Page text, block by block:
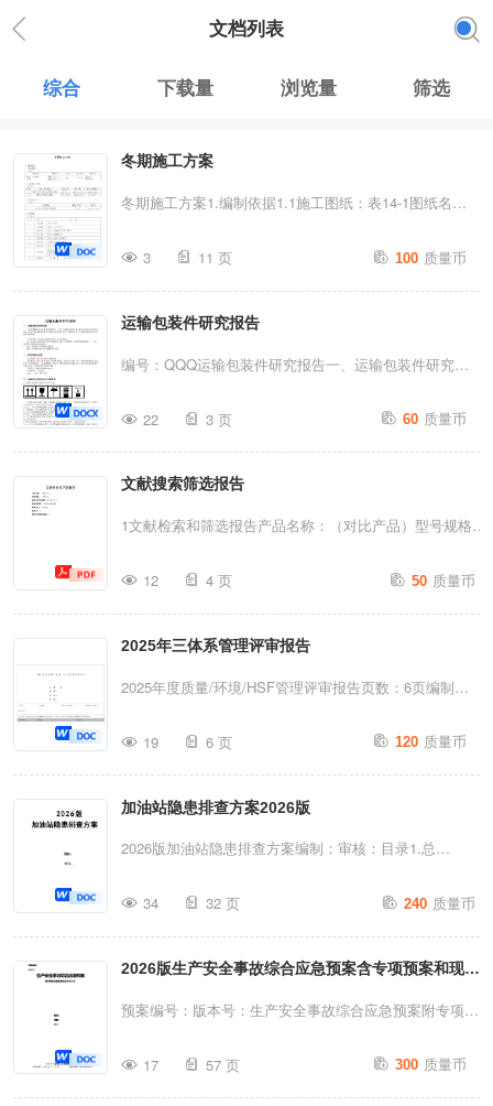
文档列表
综合 下载量 浏览量 筛选
冬期施工方案
冬期施工方案1.编制依据1.1施工图纸：表14-1图纸名称
纸建施1～60602×年×月北京××建筑设计院结施1～621.2
主要规范、规程：表14-2序号规范、规程名称发布日期施
行日期规范刁现程编号1混凝土结构工程施工质量验收规
范2001—03—152002一04—01GB50204—20022建筑工
971.3施工组织设计表14-3施组名称编制一日期编制人北
京××工程施工组织设计×年×月×××、×××2.工程概括表
14-4序号项目内容1工程名称北京××工程2工程地址北京
3 11 页 100 质量币
运输包装件研究报告
编号：QQQ运输包装件研究报告一、运输包装件研究目
到产品包装对产品安全有效性的影响，应对产品运输包装
件涉及的这些条款进行核查，验证是否设计的运输包装件
能满足风险管理的要求。《基本清单》涉及适用的条款号
以及相关信息如下：A5：包装应当能够保证其说明书规
性及性能造成不利影响；B1.2：包装应尽可能减少污染
物；B2.6：是否能保持产品完整性与洁净度；二、研究对
象与说明研究对象：AAA系列BBB的运输包装包装描
22 3 页 60 质量币
文献搜索筛选报告
1文献检索和筛选报告产品名称：（对比产品）型号规格：
库：**检索词数据库检索途径：全文检索检索词：**检索词
的逻辑组配：无2检索结果的输出：序号文章标题文章作者
发表期刊年，卷（期）：页码
程：（同方案）文献的筛选标准：（同方案）序排除的文
献及理由：号文章标题排除理由1**技术性综述文章，不作
为临床数据。5...
12 4 页 50 质量币
2025年三体系管理评审报告
2025年度质量/环境/HSF管理评审报告页数：6页编制：
间：2026-1-6参加人员评审目的通过评审质量/环境/HSF
管理体系的适宜性、充分性、有效性，促进质量/环
境/HSF管理体系持续改进。评审重点评审输入评审输出
1、审核结果和合规性评价1.1、2025年内审：质量/环
踪评审：质量/环境管理体系跟踪评审不符合项报告；
1.3、客户稽核：2025年稽核及改善进度状况汇总；1.4、
现有体系运行满足法律法规、客户要求的符合性评价。
19 6 页 120 质量币
加油站隐患排查方案2026版
2026版加油站隐患排查方案编制：审核：目录1.总
编制目
的
编制依
据........................................................................
34 32 页 240 质量币
2026版生产安全事故综合应急预案含专项预案和现场
处置方案
预案编号：版本号：生产安全事故综合应急预案附专项应
有限公司颁布日期：2026年5月4日实施日期：2026年6月
17 57 页 300 质量币